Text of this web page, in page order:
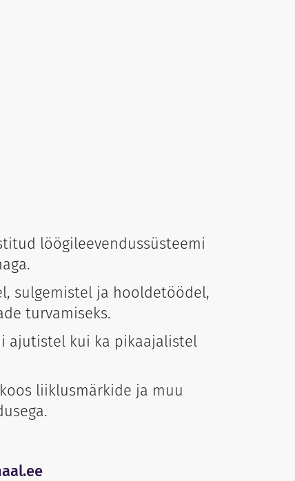
löögileevendussüsteemi
sulgemistel ja hooldetöödel,
turvamiseks.
ajutistel kui ka pikaajalistel
liiklusmärkide ja muu